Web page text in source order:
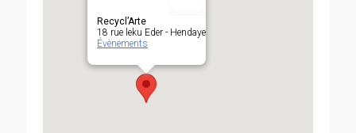
Recycl’Arte
18 rue leku Eder - Hendaye
Évènements